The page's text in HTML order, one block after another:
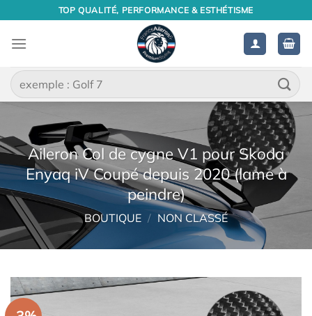
contenu
TOP QUALITÉ, PERFORMANCE & ESTHÉTISME
Recherche
pour :
Aileron Col de cygne V1 pour Skoda
Enyaq iV Coupé depuis 2020 (lame à
peindre)
BOUTIQUE / NON CLASSÉ